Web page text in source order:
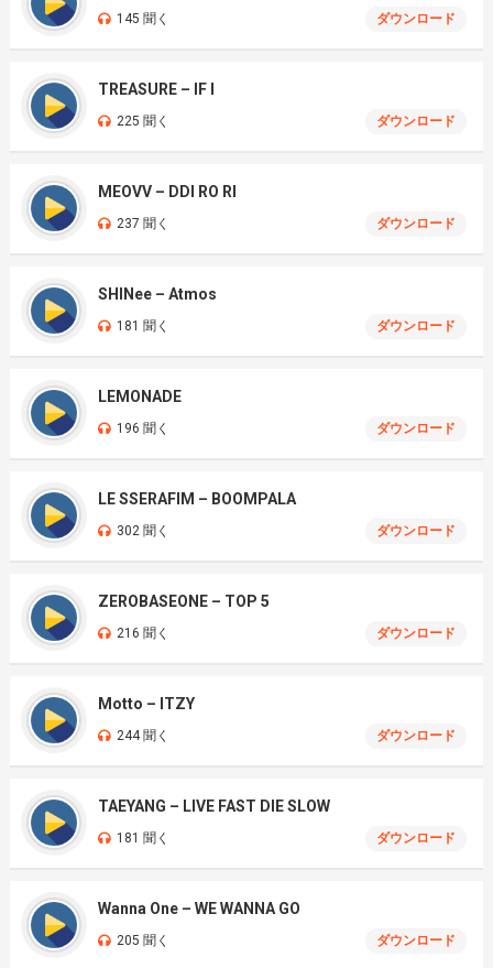
145 聞く ダウンロード
TREASURE – IF I
225 聞く ダウンロード
MEOVV – DDI RO RI
237 聞く ダウンロード
SHINee – Atmos
181 聞く ダウンロード
LEMONADE
196 聞く ダウンロード
LE SSERAFIM – BOOMPALA
302 聞く ダウンロード
ZEROBASEONE – TOP 5
216 聞く ダウンロード
Motto – ITZY
244 聞く ダウンロード
TAEYANG – LIVE FAST DIE SLOW
181 聞く ダウンロード
Wanna One – WE WANNA GO
205 聞く ダウンロード